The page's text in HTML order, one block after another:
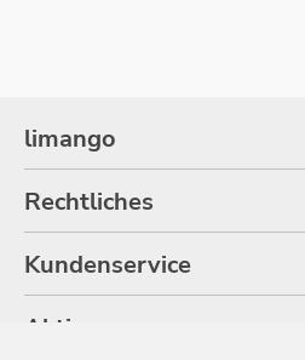
limango
Rechtliches
Kundenservice
Aktionen